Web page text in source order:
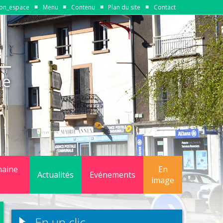
Menu Contenu Plan du site Contact
Actualités Evénements
En
image